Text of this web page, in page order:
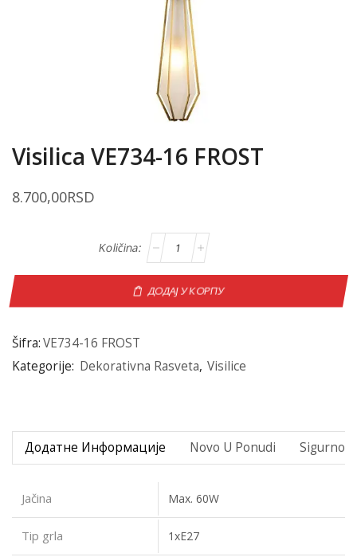
Visilica VE734-16 FROST
8.700,00RSD
ДОДАЈ У КОРПУ
Šifra:VE734-16 FROST
Kategorije: Dekorativna Rasveta, Visilice
Додатне Информације Novo U Ponudi Sigurno
Jačina Max. 60W
Tip grla 1xE27